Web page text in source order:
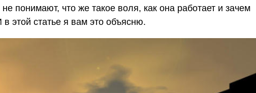
понимают, что же такое воля, как она работает и зачем
этой статье я вам это объясню.